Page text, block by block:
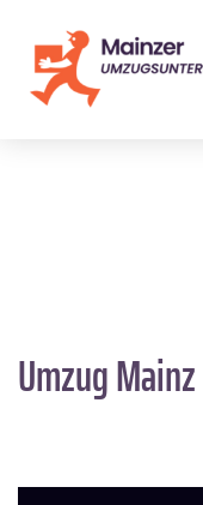
Umzug Mainz